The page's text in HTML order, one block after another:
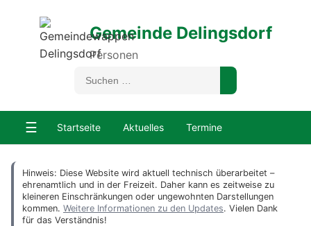
Gemeinde Delingsdorf
Personen
☰ Startseite Aktuelles Termine
Hinweis: Diese Website wird aktuell technisch überarbeitet –
ehrenamtlich und in der Freizeit. Daher kann es zeitweise zu
kleineren Einschränkungen oder ungewohnten Darstellungen
kommen. Weitere Informationen zu den Updates. Vielen Dank
für das Verständnis!